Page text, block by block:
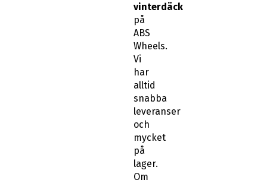
vinterdäck
på
ABS
Wheels.
Vi
har
alltid
snabba
leveranser
och
mycket
på
lager.
Om